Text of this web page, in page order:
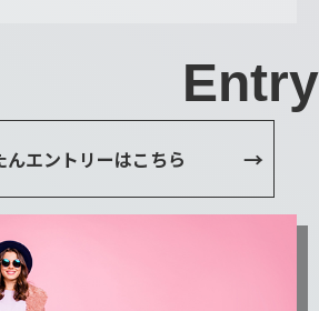
Entry
んエントリーはこちら